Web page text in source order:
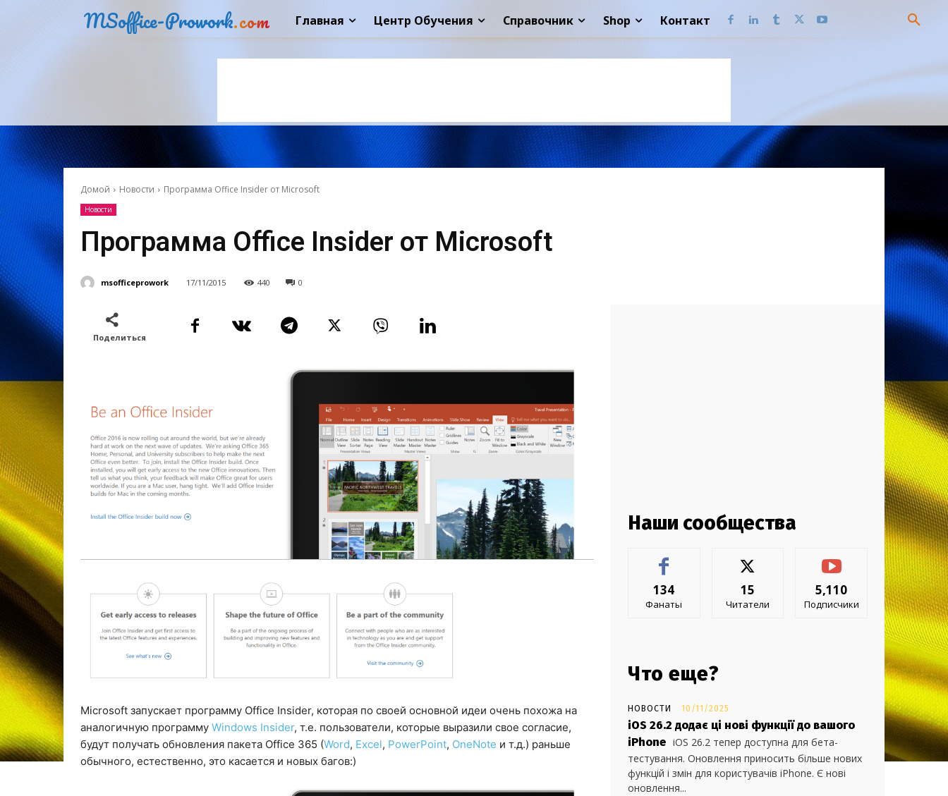
MSoffice-Prowork.com Главная Центр Обучения Справочник Shop Контакт
Домой Новости Программа Office Insider от Microsoft
Новости
Программа Office Insider от Microsoft
msofficeprowork 17/11/2015 440 0
Поделиться
Microsoft запускает программу Office Insider, которая по своей основной идеи очень похожа на
аналогичную программу Windows Insider, т.е. пользователи, которые выразили свое согласие,
будут получать обновления пакета Office 365 (Word, Excel, PowerPoint, OneNote и т.д.) раньше
обычного, естественно, это касается и новых багов:)
Наши сообщества
134
Фанаты
15
Читатели
5,110
Подписчики
Что еще?
НОВОСТИ 10/11/2025
iOS 26.2 додає ці нові функції до вашого
iPhone iOS 26.2 тепер доступна для бета-
тестування. Оновлення приносить більше нових
функцій і змін для користувачів iPhone. Є нові
оновлення...